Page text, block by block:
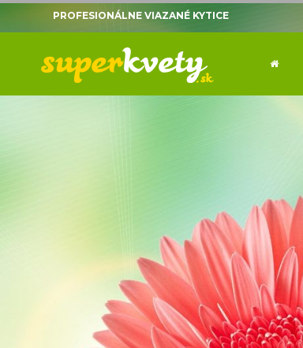
ČERSTVÉ KVETY PRIAMO Z HOLANDSKA
PROFESIONÁLNE VIAZANÉ KYTICE